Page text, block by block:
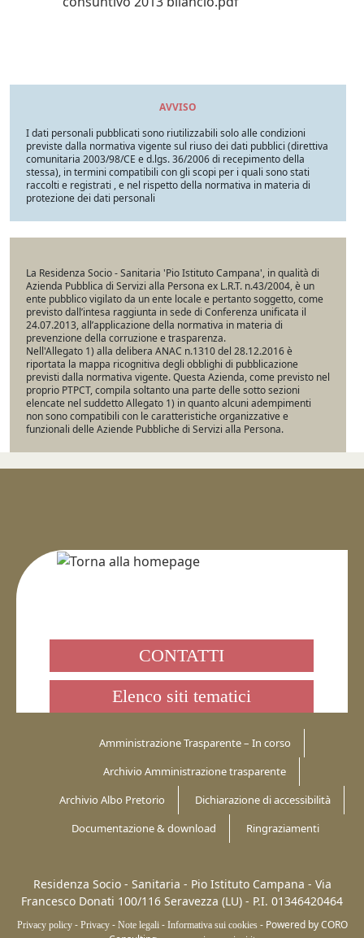
AVVISO
I dati personali pubblicati sono riutilizzabili solo alle condizioni
previste dalla normativa vigente sul riuso dei dati pubblici (direttiva
comunitaria 2003/98/CE e d.lgs. 36/2006 di recepimento della
stessa), in termini compatibili con gli scopi per i quali sono stati
raccolti e registrati , e nel rispetto della normativa in materia di
protezione dei dati personali
La Residenza Socio - Sanitaria 'Pio Istituto Campana', in qualità di
Azienda Pubblica di Servizi alla Persona ex L.R.T. n.43/2004, è un
ente pubblico vigilato da un ente locale e pertanto soggetto, come
previsto dall’intesa raggiunta in sede di Conferenza unificata il
24.07.2013, all’applicazione della normativa in materia di
prevenzione della corruzione e trasparenza.
Nell'Allegato 1) alla delibera ANAC n.1310 del 28.12.2016 è
riportata la mappa ricognitiva degli obblighi di pubblicazione
previsti dalla normativa vigente. Questa Azienda, come previsto nel
proprio PTPCT, compila soltanto una parte delle sotto sezioni
elencate nel suddetto Allegato 1) in quanto alcuni adempimenti
non sono compatibili con le caratteristiche organizzative e
funzionali delle Aziende Pubbliche di Servizi alla Persona.
CONTATTI
Elenco siti tematici
Amministrazione Trasparente – In corso
Archivio Amministrazione trasparente
Archivio Albo Pretorio
Dichiarazione di accessibilità
Documentazione & download
Ringraziamenti
Residenza Socio - Sanitaria - Pio Istituto Campana - Via
Francesco Donati 100/116 Seravezza (LU) - P.I. 01346420464
Privacy policy- Privacy- Note legali- Informativa sui cookies- Powered by CORO